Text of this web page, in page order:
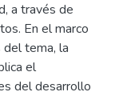
a través de
En el marco
tema, la
el
del desarrollo